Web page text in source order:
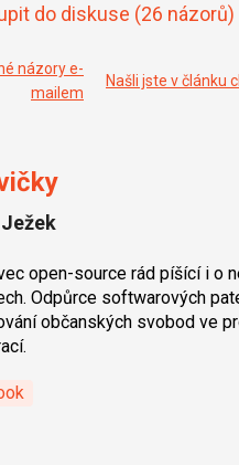
do diskuse (26 názorů)
názory e-
mailem
Našli jste v článku
open-source rád píšící i o
Odpůrce softwarových
občanských svobod ve